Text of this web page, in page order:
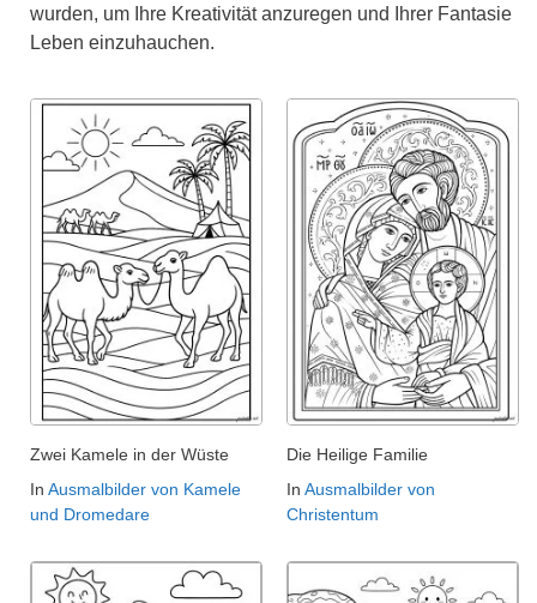
wurden, um Ihre Kreativität anzuregen und Ihrer Fantasie
Leben einzuhauchen.
Zwei Kamele in der Wüste
In Ausmalbilder von Kamele
und Dromedare
Die Heilige Familie
In Ausmalbilder von
Christentum